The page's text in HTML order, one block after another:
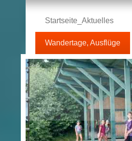
Startseite_Aktuelles
Wandertage, Ausflüge